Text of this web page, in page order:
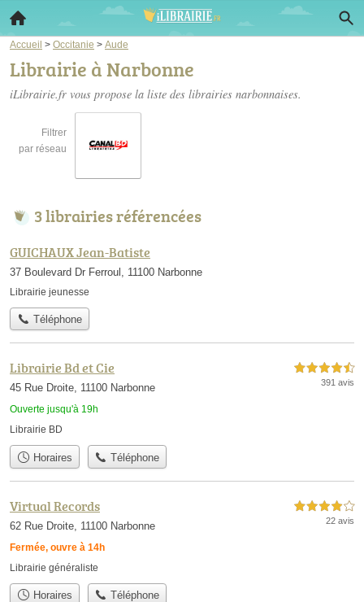
Accueil > Occitanie > Aude
Librairie à Narbonne
iLibrairie.fr vous propose la liste des librairies narbonnaises.
Filtrer
par réseau
3 librairies référencées
GUICHAUX Jean-Batiste
37 Boulevard Dr Ferroul, 11100 Narbonne
Librairie jeunesse
Téléphone
Librairie Bd et Cie
45 Rue Droite, 11100 Narbonne
Ouverte jusqu'à 19h
4,5 étoiles sur 5
391 avis
Librairie BD
Horaires Téléphone
Virtual Records
62 Rue Droite, 11100 Narbonne
Fermée, ouvre à 14h
4,0 étoiles sur 5
22 avis
Librairie généraliste
Horaires Téléphone